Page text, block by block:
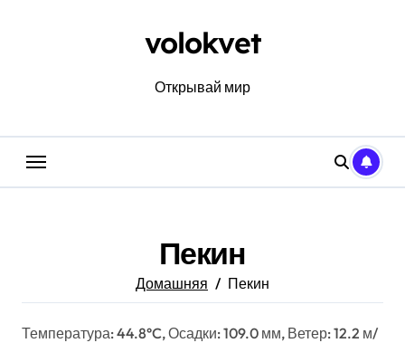
volokvet
Открывай мир
Пекин
Домашняя Пекин
Температура: 44.8°C, Осадки: 109.0 мм, Ветер: 12.2 м/